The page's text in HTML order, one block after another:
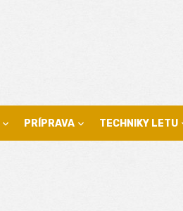
PRÍPRAVA TECHNIKY LETU